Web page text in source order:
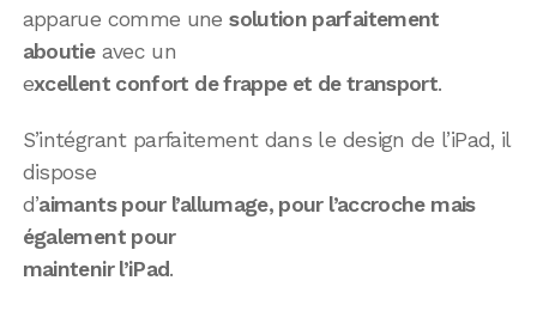
apparue comme unesolution parfaitement
aboutieavec un
excellent confort de frappe et de transport.
S’intégrant parfaitement dans le design de l’iPad, il
dispose
d’aimants pour l’allumage, pour l’accroche mais
également pour
maintenir l’iPad.